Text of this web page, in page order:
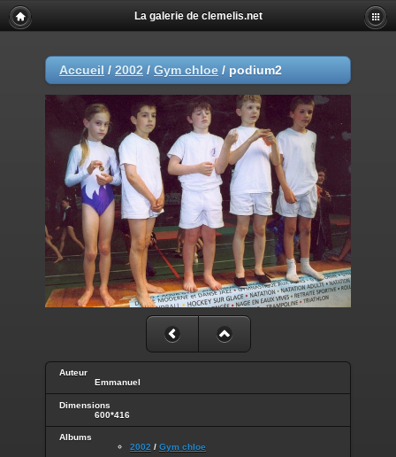
La galerie de clemelis.net
Accueil / 2002 / Gym chloe / podium2
Auteur
Emmanuel
Dimensions
600*416
Albums
2002 / Gym chloe